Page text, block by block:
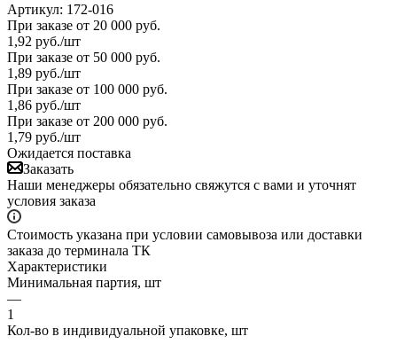
Артикул: 172-016
При заказе от 20 000 руб.
1,92 руб./шт
При заказе от 50 000 руб.
1,89 руб./шт
При заказе от 100 000 руб.
1,86 руб./шт
При заказе от 200 000 руб.
1,79 руб./шт
Ожидается поставка
Заказать
Наши менеджеры обязательно свяжутся с вами и уточнят
условия заказа
Стоимость указана при условии самовывоза или доставки
заказа до терминала ТК
Характеристики
Минимальная партия, шт
—
1
Кол-во в индивидуальной упаковке, шт